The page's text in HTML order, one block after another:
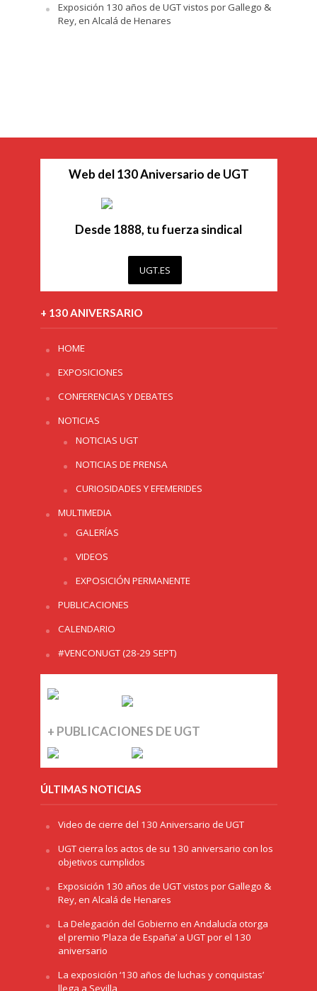
Exposición 130 años de UGT vistos por Gallego &
Rey, en Alcalá de Henares
Web del 130 Aniversario de UGT
Desde 1888, tu fuerza sindical
UGT.ES
+ 130 ANIVERSARIO
HOME
EXPOSICIONES
CONFERENCIAS Y DEBATES
NOTICIAS
NOTICIAS UGT
NOTICIAS DE PRENSA
CURIOSIDADES Y EFEMERIDES
MULTIMEDIA
GALERÍAS
VIDEOS
EXPOSICIÓN PERMANENTE
PUBLICACIONES
CALENDARIO
#VENCONUGT (28-29 SEPT)
+ PUBLICACIONES DE UGT
ÚLTIMAS NOTICIAS
Video de cierre del 130 Aniversario de UGT
UGT cierra los actos de su 130 aniversario con los
objetivos cumplidos
Exposición 130 años de UGT vistos por Gallego &
Rey, en Alcalá de Henares
La Delegación del Gobierno en Andalucía otorga
el premio ‘Plaza de España’ a UGT por el 130
aniversario
La exposición ‘130 años de luchas y conquistas’
llega a Sevilla